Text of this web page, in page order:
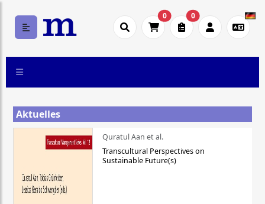
0 0
Aktuelles
Quratul Aan et al.
Transcultural Perspectives on
Sustainable Future(s)